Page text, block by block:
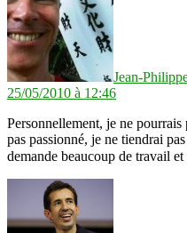
Jean-
25/05/2010 à 12:46
Personnellement, je ne pourrais
pas passionné, je ne tiendrai
demande beaucoup de travail